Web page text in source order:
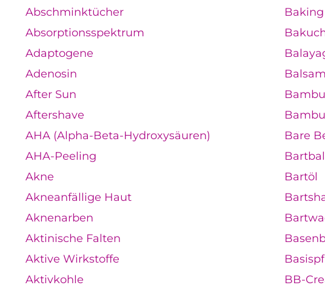
Abschminktücher
Absorptionsspektrum
Adaptogene
Adenosin
After Sun
Aftershave
AHA (Alpha-Beta-Hydroxysäuren)
AHA-Peeling
Akne
Akneanfällige Haut
Aknenarben
Aktinische Falten
Aktive Wirkstoffe
Aktivkohle
Baking
Balsam
Bare
Bartöl
BB-